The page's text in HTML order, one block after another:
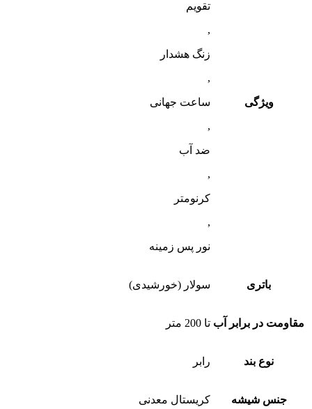
ویژگی
تقویم
,
زنگ هشدار
,
ساعت جهانی
,
ضد آب
,
کرنومتر
,
نور پس زمینه
باتری سولار (خورشیدی)
مقاومت در برابر آب تا 200 متر
نوع بند رابر
جنس شیشه کریستال معدنی